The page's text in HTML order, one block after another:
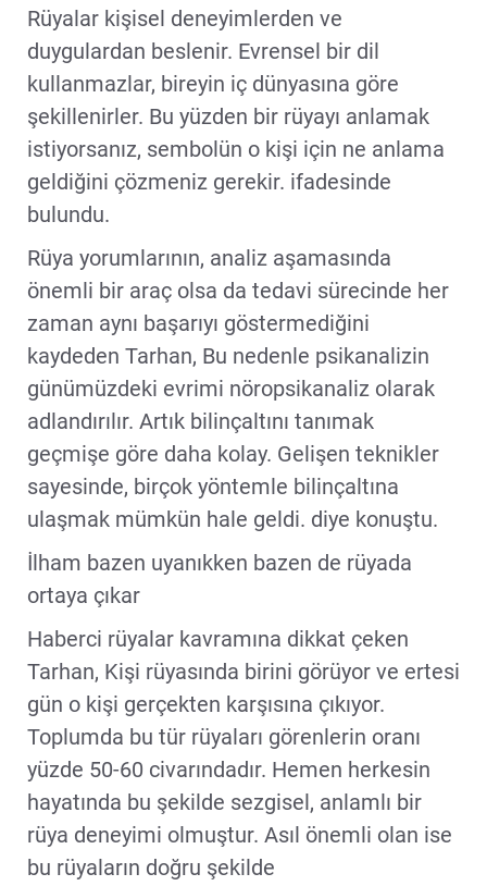
Rüyalar kişisel deneyimlerden ve
duygulardan beslenir. Evrensel bir dil
kullanmazlar, bireyin iç dünyasına göre
şekillenirler. Bu yüzden bir rüyayı anlamak
istiyorsanız, sembolün o kişi için ne anlama
geldiğini çözmeniz gerekir. ifadesinde
bulundu.
Rüya yorumlarının, analiz aşamasında
önemli bir araç olsa da tedavi sürecinde her
zaman aynı başarıyı göstermediğini
kaydeden Tarhan, Bu nedenle psikanalizin
günümüzdeki evrimi nöropsikanaliz olarak
adlandırılır. Artık bilinçaltını tanımak
geçmişe göre daha kolay. Gelişen teknikler
sayesinde, birçok yöntemle bilinçaltına
ulaşmak mümkün hale geldi. diye konuştu.
İlham bazen uyanıkken bazen de rüyada
ortaya çıkar
Haberci rüyalar kavramına dikkat çeken
Tarhan, Kişi rüyasında birini görüyor ve ertesi
gün o kişi gerçekten karşısına çıkıyor.
Toplumda bu tür rüyaları görenlerin oranı
yüzde 50-60 civarındadır. Hemen herkesin
hayatında bu şekilde sezgisel, anlamlı bir
rüya deneyimi olmuştur. Asıl önemli olan ise
bu rüyaların doğru şekilde